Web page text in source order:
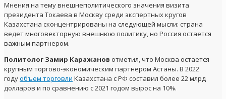
Мнения на тему внешнеполитического значения визита
президента Токаева в Москву среди экспертных кругов
Казахстана сконцентрированы на следующей мысли: страна
ведет многовекторную внешнюю политику, но Россия остается
важным партнером.
Политолог Замир Каражанов отметил, что Москва остается
крупным торгово-экономическим партнером Астаны. В 2022
годуобъем торговли Казахстана с РФ составил более 22 млрд
долларов и по сравнению с 2021 годом вырос на 10%.